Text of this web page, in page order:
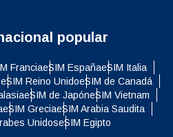
popular
FranciaeSIM EspañaeSIM Italia
eSIM Reino UnidoeSIM de Canadá
eSIM de JapóneSIM Vietnam
eSIM GreciaeSIM Arabia Saudita
UnidoseSIM Egipto